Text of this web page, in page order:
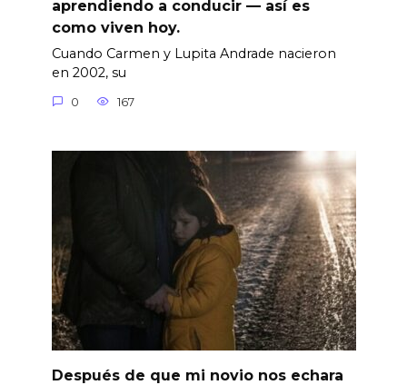
aprendiendo a conducir — así es
como viven hoy.
Cuando Carmen y Lupita Andrade nacieron
en 2002, su
0 167
Después de que mi novio nos echara